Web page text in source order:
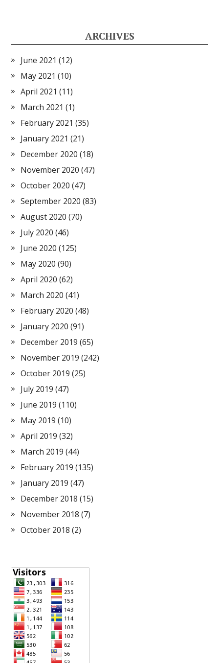
ARCHIVES
June 2021 (12)
May 2021 (10)
April 2021 (11)
March 2021 (1)
February 2021 (35)
January 2021 (21)
December 2020 (18)
November 2020 (47)
October 2020 (47)
September 2020 (83)
August 2020 (70)
July 2020 (46)
June 2020 (125)
May 2020 (90)
April 2020 (62)
March 2020 (41)
February 2020 (48)
January 2020 (91)
December 2019 (65)
November 2019 (242)
October 2019 (25)
July 2019 (47)
June 2019 (110)
May 2019 (10)
April 2019 (32)
March 2019 (44)
February 2019 (135)
January 2019 (47)
December 2018 (15)
November 2018 (7)
October 2018 (2)